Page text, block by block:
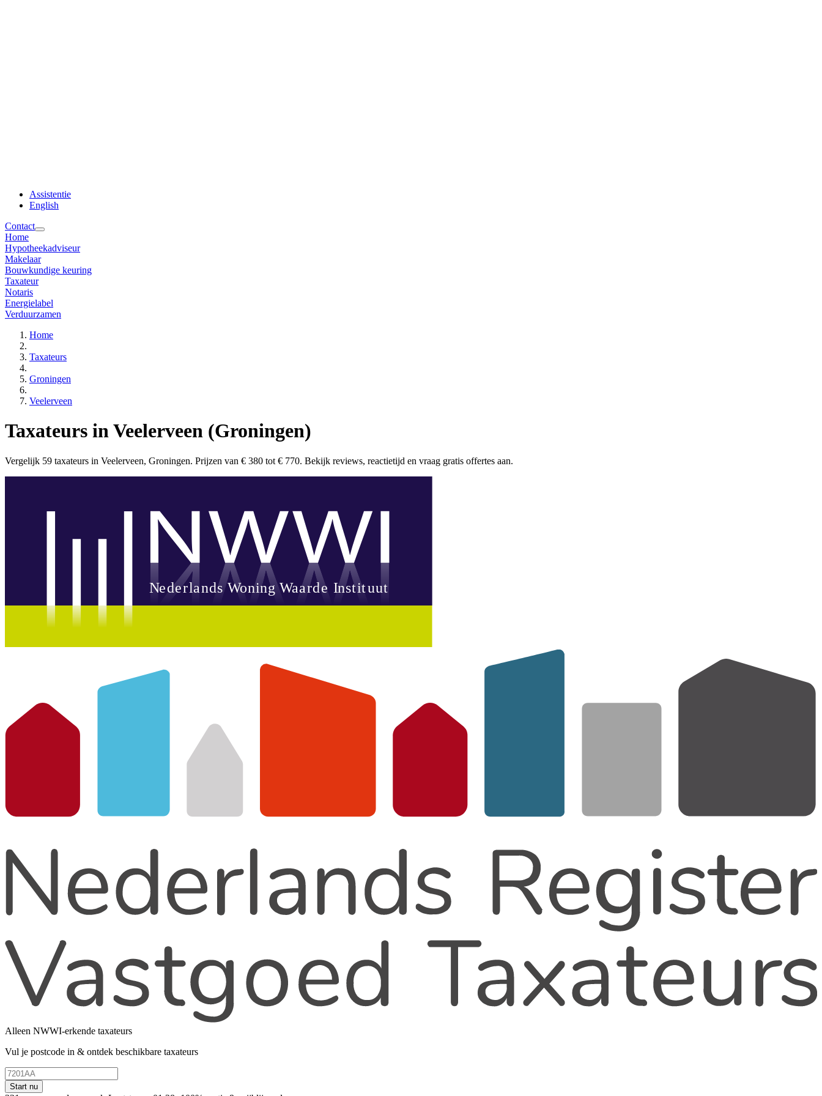
Assistentie
English
Contact
Home
Hypotheekadviseur
Makelaar
Bouwkundige keuring
Taxateur
Notaris
Energielabel
Verduurzamen
Home
Taxateurs
Groningen
Veelerveen
Taxateurs in Veelerveen (Groningen)
Vergelijk 59 taxateurs in Veelerveen, Groningen. Prijzen van € 380 tot € 770. Bekijk reviews, reactietijd en vraag gratis offertes aan.
Alleen NWWI-erkende taxateurs
Vul je postcode in & ontdek beschikbare taxateurs
Start nu